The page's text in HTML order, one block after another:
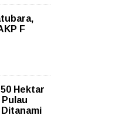
F
Hektar